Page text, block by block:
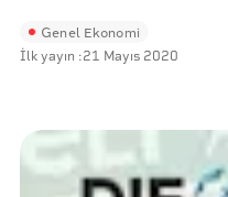
Genel Ekonomi
İlk yayın :21 Mayıs 2020